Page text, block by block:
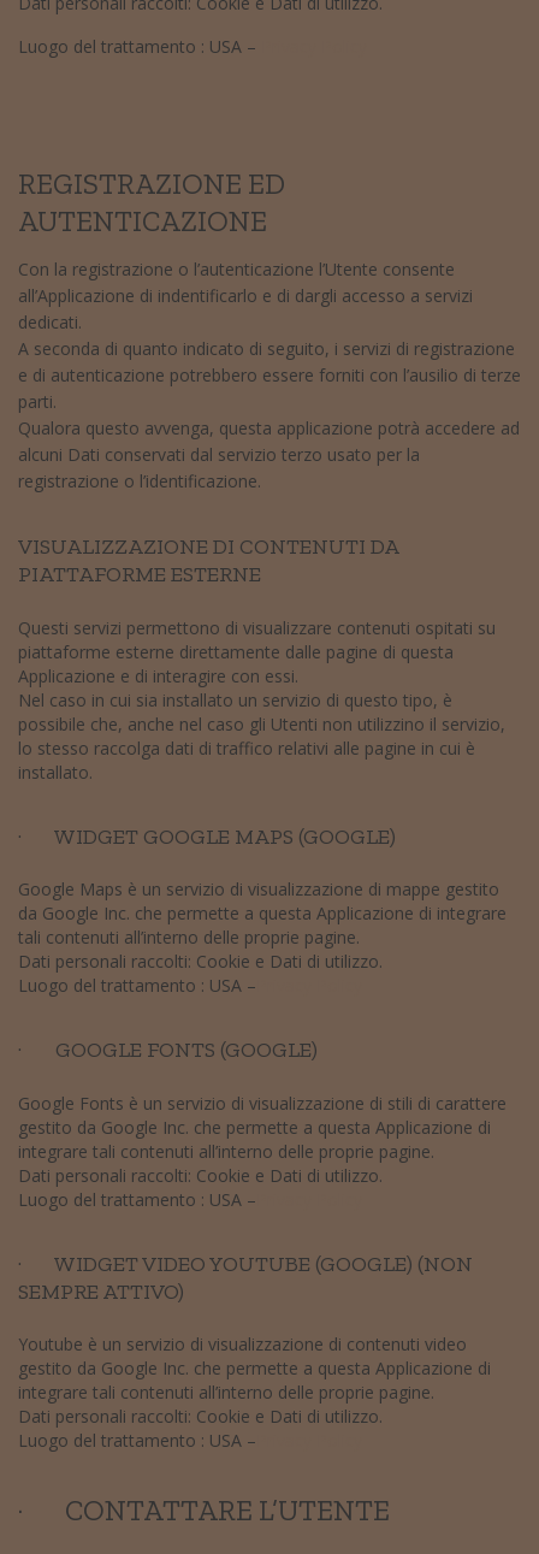
Luogo del trattamento : USA –
REGISTRAZIONE ED
AUTENTICAZIONE
Con la registrazione o l’autenticazione l’Utente consente
all’Applicazione di indentificarlo e di dargli accesso a servizi
dedicati.
A seconda di quanto indicato di seguito, i servizi di registrazione
e di autenticazione potrebbero essere forniti con l’ausilio di terze
parti.
Qualora questo avvenga, questa applicazione potrà accedere ad
alcuni Dati conservati dal servizio terzo usato per la
registrazione o l’identificazione.
VISUALIZZAZIONE DI CONTENUTI DA
PIATTAFORME ESTERNE
Questi servizi permettono di visualizzare contenuti ospitati su
piattaforme esterne direttamente dalle pagine di questa
Applicazione e di interagire con essi.
Nel caso in cui sia installato un servizio di questo tipo, è
possibile che, anche nel caso gli Utenti non utilizzino il servizio,
lo stesso raccolga dati di traffico relativi alle pagine in cui è
installato.
· WIDGET GOOGLE MAPS (GOOGLE)
Google Maps è un servizio di visualizzazione di mappe gestito
da Google Inc. che permette a questa Applicazione di integrare
tali contenuti all’interno delle proprie pagine.
Dati personali raccolti: Cookie e Dati di utilizzo.
Luogo del trattamento : USA –
· GOOGLE FONTS (GOOGLE)
Google Fonts è un servizio di visualizzazione di stili di carattere
gestito da Google Inc. che permette a questa Applicazione di
integrare tali contenuti all’interno delle proprie pagine.
Dati personali raccolti: Cookie e Dati di utilizzo.
Luogo del trattamento : USA –
· WIDGET VIDEO YOUTUBE (GOOGLE) (NON
SEMPRE ATTIVO)
Youtube è un servizio di visualizzazione di contenuti video
gestito da Google Inc. che permette a questa Applicazione di
integrare tali contenuti all’interno delle proprie pagine.
Dati personali raccolti: Cookie e Dati di utilizzo.
Luogo del trattamento : USA –
· CONTATTARE L’UTENTE